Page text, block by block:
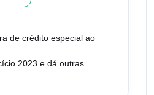
de crédito especial ao
2023 e dá outras